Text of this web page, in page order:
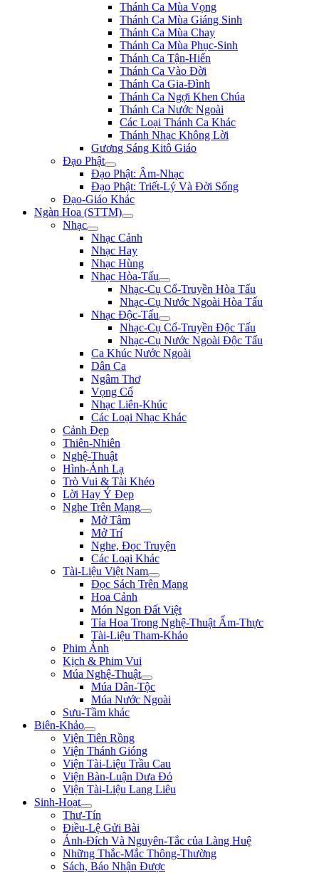
Thánh Ca Mùa Vọng
Thánh Ca Mùa Giáng Sinh
Thánh Ca Mùa Chay
Thánh Ca Mùa Phục-Sinh
Thánh Ca Tận-Hiến
Thánh Ca Vào Đời
Thánh Ca Gia-Đình
Thánh Ca Ngợi Khen Chúa
Thánh Ca Nước Ngoài
Các Loại Thánh Ca Khác
Thánh Nhạc Không Lời
Gương Sáng Kitô Giáo
Đạo Phật
Đạo Phật: Âm-Nhạc
Đạo Phật: Triết-Lý Và Đời Sống
Đạo-Giáo Khác
Ngàn Hoa (STTM)
Nhạc
Nhạc Cảnh
Nhạc Hay
Nhạc Hùng
Nhạc Hòa-Tấu
Nhạc-Cụ Cổ-Truyền Hòa Tấu
Nhạc-Cụ Nước Ngoài Hòa Tấu
Nhạc Độc-Tấu
Nhạc-Cụ Cổ-Truyền Độc Tấu
Nhạc-Cụ Nước Ngoài Độc Tấu
Ca Khúc Nước Ngoài
Dân Ca
Ngâm Thơ
Vọng Cổ
Nhạc Liên-Khúc
Các Loại Nhạc Khác
Cảnh Đẹp
Thiên-Nhiên
Nghệ-Thuật
Hình-Ảnh Lạ
Trò Vui & Tài Khéo
Lời Hay Ý Đẹp
Nghe Trên Mạng
Mở Tâm
Mở Trí
Nghe, Đọc Truyện
Các Loại Khác
Tài-Liệu Việt Nam
Đọc Sách Trên Mạng
Hoa Cảnh
Món Ngon Đất Việt
Tỉa Hoa Trong Nghệ-Thuật Ẩm-Thực
Tài-Liệu Tham-Khảo
Phim Ảnh
Kịch & Phim Vui
Múa Nghệ-Thuật
Múa Dân-Tộc
Múa Nước Ngoài
Sưu-Tầm khác
Biên-Khảo
Viện Tiên Rồng
Viện Thánh Gióng
Viện Tài-Liệu Trầu Cau
Viện Bàn-Luận Dưa Đỏ
Viện Tài-Liệu Lang Liêu
Sinh-Hoạt
Thư-Tín
Điều-Lệ Gửi Bài
Ảnh-Đích Và Nguyên-Tắc của Làng Huệ
Những Thắc-Mắc Thông-Thường
Sách, Báo Nhận Được